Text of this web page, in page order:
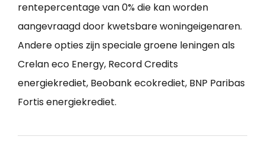
rentepercentage van 0% die kan worden
aangevraagd door kwetsbare woningeigenaren.
Andere opties zijn speciale groene leningen als
Crelan eco Energy, Record Credits
energiekrediet, Beobank ecokrediet, BNP Paribas
Fortis energiekrediet.